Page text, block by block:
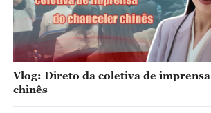
Vlog: Direto da coletiva de
chinês